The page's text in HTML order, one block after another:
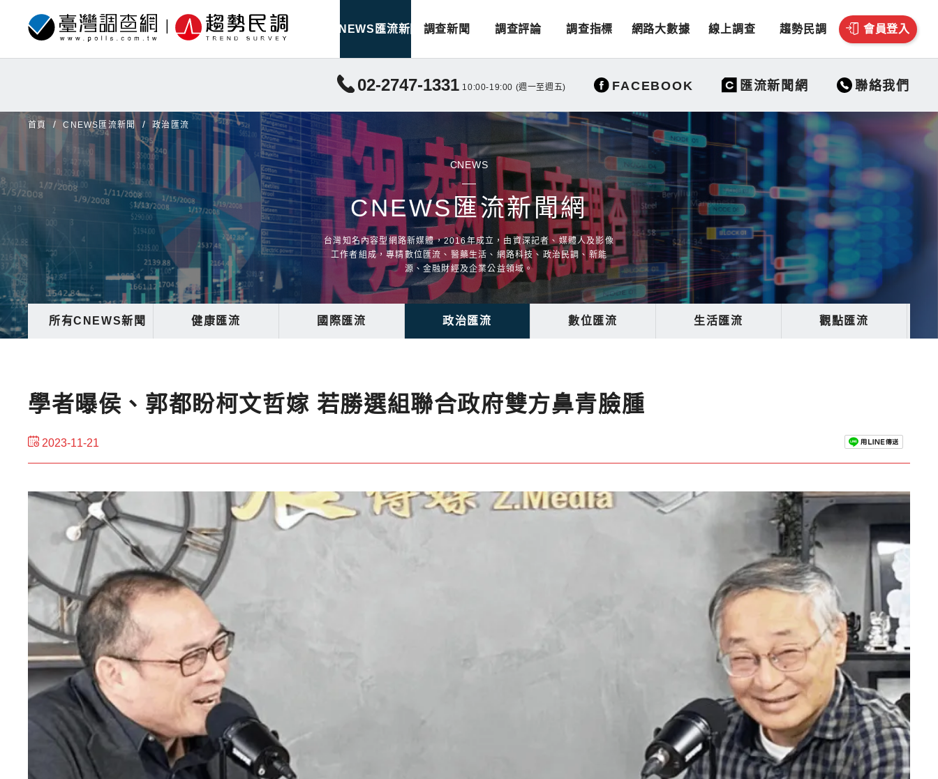
CNEWS匯流新聞 調查新聞 調查評論 調查指標 網路大數據 線上調查 趨勢民調 會員登入
02-2747-1331 10:00-19:00 (週一至週五) FACEBOOK 匯流新聞網 聯絡我們
首頁 CNEWS匯流新聞 政治匯流
CNEWS
CNEWS匯流新聞網
台灣知名內容型網路新媒體，2016年成立，由資深記者、媒體人及影像
工作者組成，專精數位匯流、醫藥生活、網路科技、政治民調、新能
源、金融財經及企業公益領域。
所有CNEWS新聞 健康匯流 國際匯流 政治匯流 數位匯流 生活匯流 觀點匯流
學者曝侯、郭都盼柯文哲嫁 若勝選組聯合政府雙方鼻青臉腫
2023-11-21